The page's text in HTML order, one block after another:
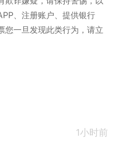
、注册账户、提供银行
您一旦发现此类行为，请立
1小时前